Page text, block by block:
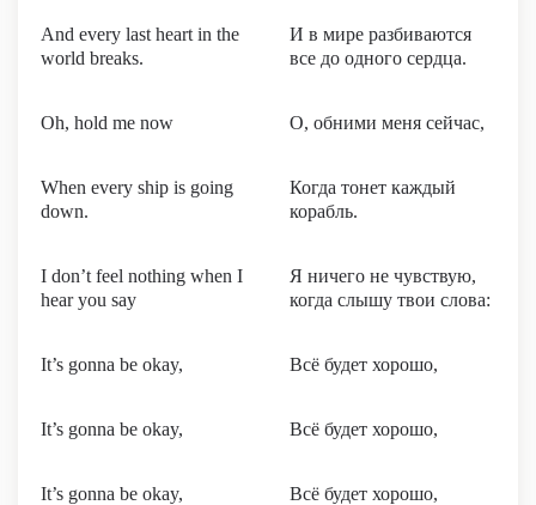
And every last heart in the
world breaks.
И в мире разбиваются
все до одного сердца.
Oh, hold me now О, обними меня сейчас,
When every ship is going
down.
Когда тонет каждый
корабль.
I don’t feel nothing when I
hear you say
Я ничего не чувствую,
когда слышу твои слова:
It’s gonna be okay, Всё будет хорошо,
It’s gonna be okay, Всё будет хорошо,
It’s gonna be okay, Всё будет хорошо,